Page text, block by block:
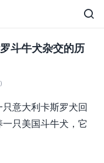
斗牛犬杂交的历
意大利卡斯罗犬回
只美国斗牛犬，它